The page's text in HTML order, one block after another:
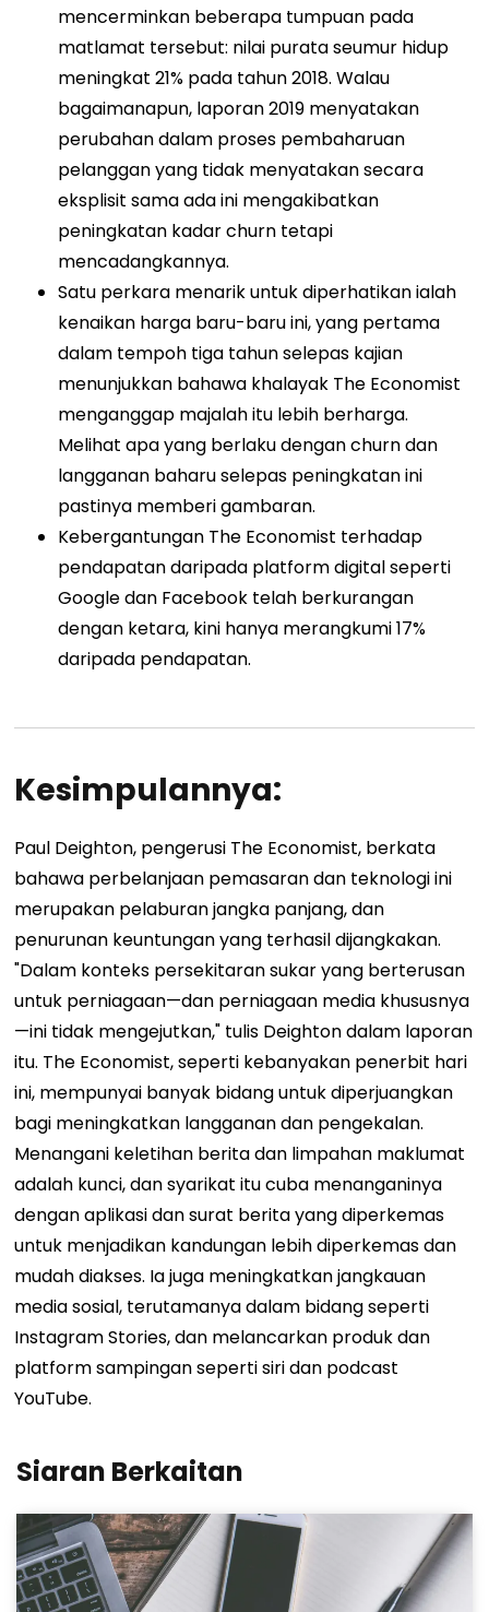
mencerminkan beberapa tumpuan pada
matlamat tersebut: nilai purata seumur hidup
meningkat 21% pada tahun 2018. Walau
bagaimanapun, laporan 2019 menyatakan
perubahan dalam proses pembaharuan
pelanggan yang tidak menyatakan secara
eksplisit sama ada ini mengakibatkan
peningkatan kadar churn tetapi
mencadangkannya.
Satu perkara menarik untuk diperhatikan ialah
kenaikan harga baru-baru ini, yang pertama
dalam tempoh tiga tahun selepas kajian
menunjukkan bahawa khalayak The Economist
menganggap majalah itu lebih berharga.
Melihat apa yang berlaku dengan churn dan
langganan baharu selepas peningkatan ini
pastinya memberi gambaran.
Kebergantungan The Economist terhadap
pendapatan daripada platform digital seperti
Google dan Facebook telah berkurangan
dengan ketara, kini hanya merangkumi 17%
daripada pendapatan.
Kesimpulannya:
Paul Deighton, pengerusi The Economist, berkata
bahawa perbelanjaan pemasaran dan teknologi ini
merupakan pelaburan jangka panjang, dan
penurunan keuntungan yang terhasil dijangkakan.
"Dalam konteks persekitaran sukar yang berterusan
untuk perniagaan—dan perniagaan media khususnya
—ini tidak mengejutkan," tulis Deighton dalam laporan
itu. The Economist, seperti kebanyakan penerbit hari
ini, mempunyai banyak bidang untuk diperjuangkan
bagi meningkatkan langganan dan pengekalan.
Menangani keletihan berita dan limpahan maklumat
adalah kunci, dan syarikat itu cuba menanganinya
dengan aplikasi dan surat berita yang diperkemas
untuk menjadikan kandungan lebih diperkemas dan
mudah diakses. Ia juga meningkatkan jangkauan
media sosial, terutamanya dalam bidang seperti
Instagram Stories, dan melancarkan produk dan
platform sampingan seperti siri dan podcast
YouTube.
Siaran Berkaitan